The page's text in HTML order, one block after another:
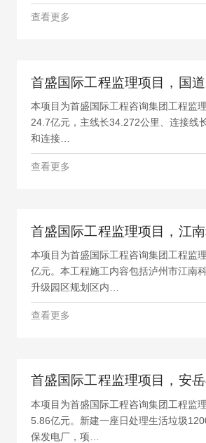
查看更多
本项目为首盛国际工程咨询集团工程监
24.7亿元，主线长34.272公里、连接线
和连接…
查看更多
本项目为首盛国际工程咨询集团工程监
亿元。本工程施工内容包括泸州市江南
升级园区规划区内…
查看更多
本项目为首盛国际工程咨询集团工程监
5.86亿元。新建一座日处理生活垃圾
保发电厂，项…